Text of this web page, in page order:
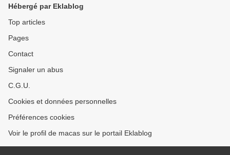
Hébergé par Eklablog
Top articles
Pages
Contact
Signaler un abus
C.G.U.
Cookies et données personnelles
Préférences cookies
Voir le profil de macas sur le portail Eklablog